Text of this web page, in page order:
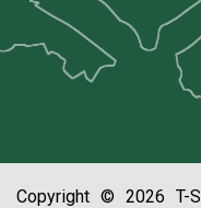
Copyright © 2026 T-